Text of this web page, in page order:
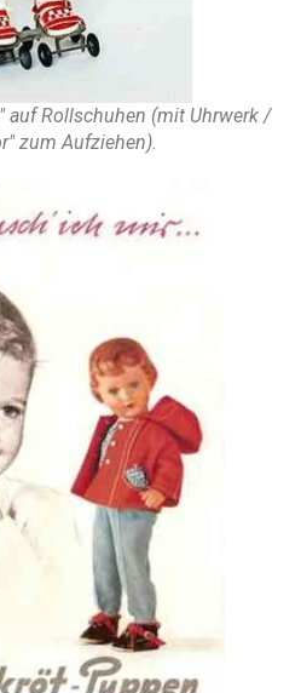
auf Rollschuhen (mit Uhrwerk /
zum Aufziehen).